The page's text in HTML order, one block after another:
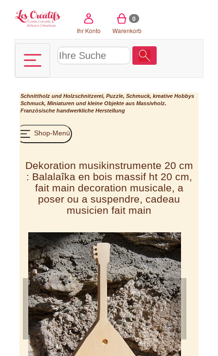
Ihr Konto
0
Warenkorb
Schnittholz und Holzschnitzerei, Puzzle, Schmuck, kreative Hobbys
Schmuck, Miniaturen und kleine Objekte aus Massivholz.
Französische handwerkliche Herstellung
Shop-Menü
Dekoration musikinstrumente 20 cm
: Balalaîka en bois massif ht 20 cm,
fait main decoration musicale, a
poser ou a suspendre, cadeau
musicien fait main
Previous Next